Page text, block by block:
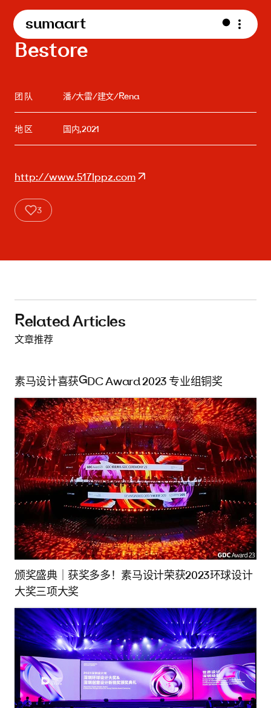
sumaart
Bestore
团 队 潘/大雷/建文/Rena
地 区 国内,2021
http://www.517lppz.com
3
Related Articles
文章推荐
素马设计喜获GDC Award 2023 专业组铜奖
颁奖盛典｜获奖多多！素马设计荣获2023环球设计
大奖三项大奖